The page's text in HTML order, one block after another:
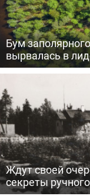
Бум
вырвалась в
Ждут своей
секреты